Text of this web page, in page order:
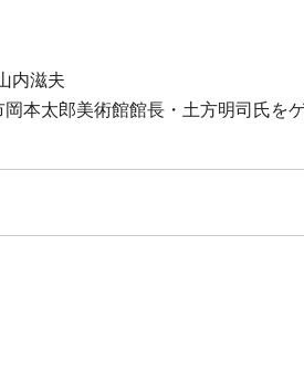
内滋夫
本太郎美術館館長・土方明司氏を